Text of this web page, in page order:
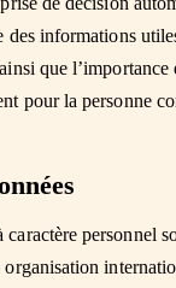
informations
que l’importance
pour la personne
caractère personnel